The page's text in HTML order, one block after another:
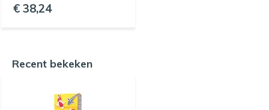
€ 38,24
Recent bekeken